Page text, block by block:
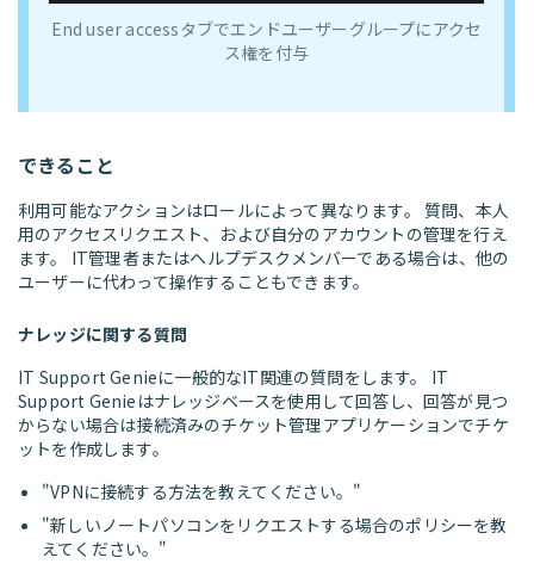
End user accessタブでエンドユーザーグループにアクセ
ス権を付与
できること
利用可能なアクションはロールによって異なります。 質問、本人
用のアクセスリクエスト、および自分のアカウントの管理を行え
ます。 IT管理者またはヘルプデスクメンバーである場合は、他の
ユーザーに代わって操作することもできます。
ナレッジに関する質問
IT Support Genieに一般的なIT関連の質問をします。 IT
Support Genieはナレッジベースを使用して回答し、回答が見つ
からない場合は接続済みのチケット管理アプリケーションでチケ
ットを作成します。
"VPNに接続する方法を教えてください。"
"新しいノートパソコンをリクエストする場合のポリシーを教
えてください。"